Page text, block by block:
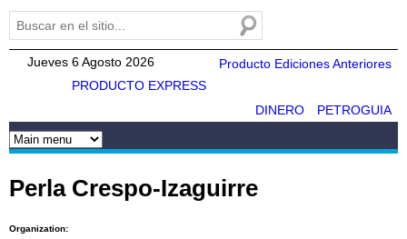
Formulario de búsqueda
Buscar
Jueves 6 Agosto 2026
Producto Ediciones Anteriores
PRODUCTO EXPRESS
PETROGUIA
DINERO
Perla Crespo-Izaguirre
Organization: